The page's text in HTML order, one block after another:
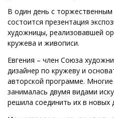
В один день с
состоится презентация
художницы, реализовавшей
кружева и живописи.
Евгения – член Союза
дизайнер по кружеву и
авторской программе.
занималась двумя видами
решила соединить их в новых